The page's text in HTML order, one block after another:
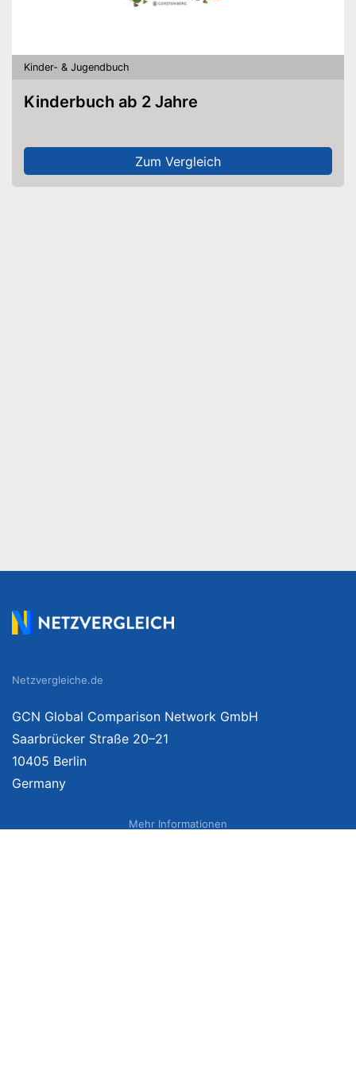
Kinder- & Jugendbuch
Kinderbuch ab 2 Jahre
Zum Vergleich
Netzvergleiche.de
GCN Global Comparison Network GmbH
Saarbrücker Straße 20–21
10405 Berlin
Germany
Mehr Informationen